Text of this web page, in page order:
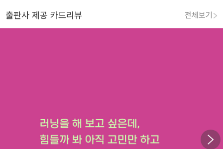
출판사 제공 카드리뷰 전체보기